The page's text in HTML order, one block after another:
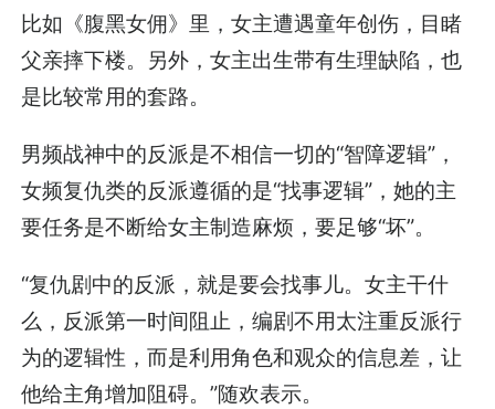
比如《腹黑女佣》里，女主遭遇童年创伤，目睹
父亲摔下楼。另外，女主出生带有生理缺陷，也
是比较常用的套路。
男频战神中的反派是不相信一切的“智障逻辑”，
女频复仇类的反派遵循的是“找事逻辑”，她的主
要任务是不断给女主制造麻烦，要足够“坏”。
“复仇剧中的反派，就是要会找事儿。女主干什
么，反派第一时间阻止，编剧不用太注重反派行
为的逻辑性，而是利用角色和观众的信息差，让
他给主角增加阻碍。”随欢表示。